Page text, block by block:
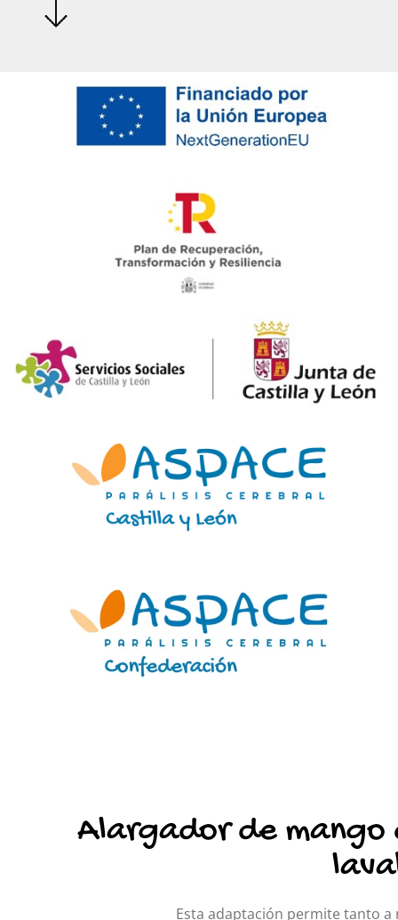
Alargador de mango
Esta adaptación permite tanto a